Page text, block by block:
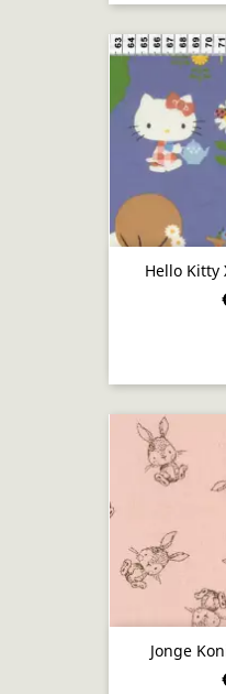
Hello Kitty
Jonge